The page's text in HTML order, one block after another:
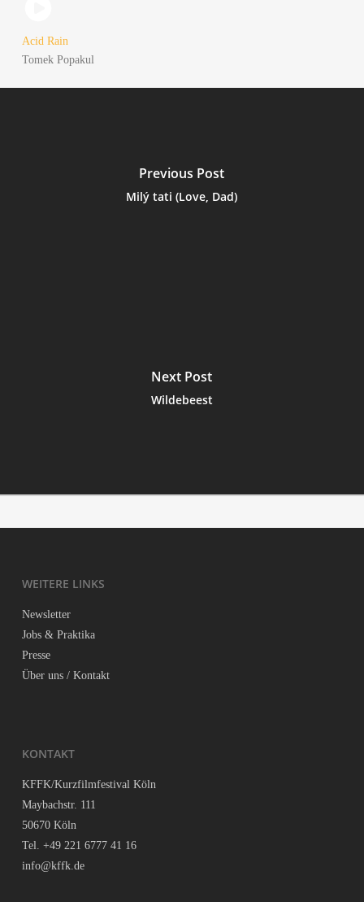
Acid Rain
Tomek Pop­akul
Previous Post
Milý tati (Love, Dad)
Next Post
Wildebeest
WEI­TE­RE LINKS
News­let­ter
Jobs & Praktika
Pres­se
Über uns / Kontakt
KON­TAKT
KFFK/Kurzfilmfestival Köln
May­bach­str. 111
50670 Köln
Tel. +49 221 6777 41 16
info@kffk.de